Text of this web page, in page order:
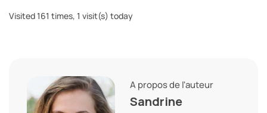
Visited 161 times, 1 visit(s) today
A propos de l'auteur
Sandrine